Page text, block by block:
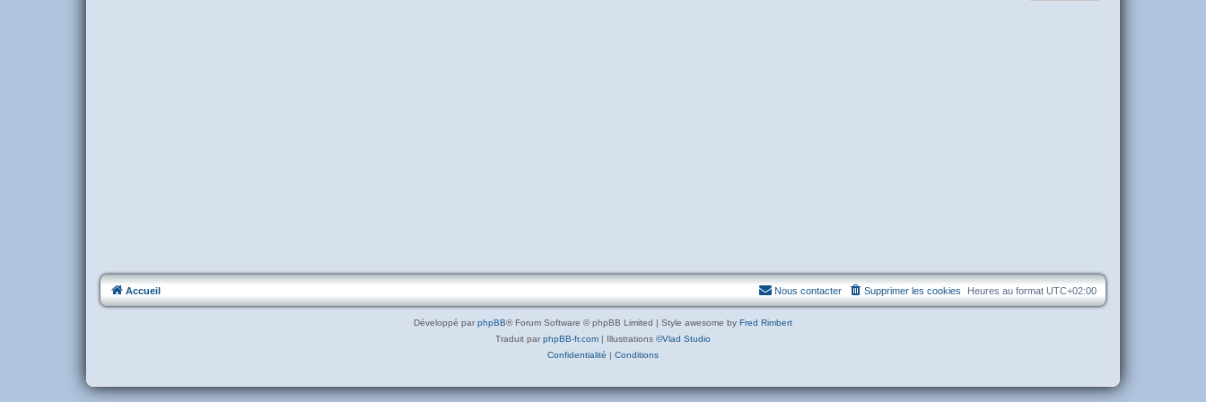
Accueil Heures au format UTC+02:00
Supprimer les cookies
Nous contacter
Développé par phpBB® Forum Software © phpBB Limited | Style awesome by Fred Rimbert
Traduit par phpBB-fr.com | Illustrations ©Vlad Studio
Confidentialité | Conditions